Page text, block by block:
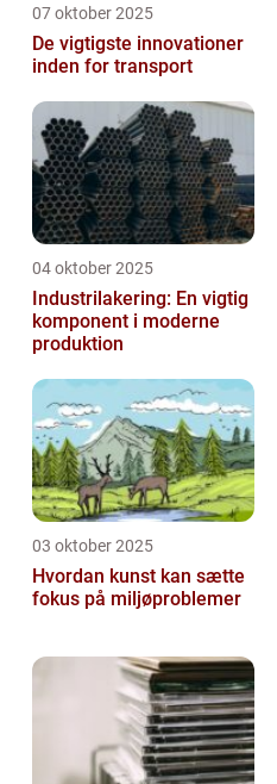
07 oktober 2025
De vigtigste innovationer
inden for transport
04 oktober 2025
Industrilakering: En vigtig
komponent i moderne
produktion
03 oktober 2025
Hvordan kunst kan sætte
fokus på miljøproblemer